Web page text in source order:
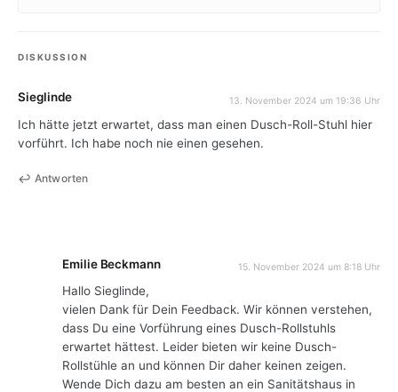
DISKUSSION
Sieglinde 13. November 2024 um 19:36 Uhr
Ich hätte jetzt erwartet, dass man einen Dusch-Roll-Stuhl hier
vorführt. Ich habe noch nie einen gesehen.
Antworten
Emilie Beckmann 15. November 2024 um 8:18 Uhr
Hallo Sieglinde,
vielen Dank für Dein Feedback. Wir können verstehen,
dass Du eine Vorführung eines Dusch-Rollstuhls
erwartet hättest. Leider bieten wir keine Dusch-
Rollstühle an und können Dir daher keinen zeigen.
Wende Dich dazu am besten an ein Sanitätshaus in